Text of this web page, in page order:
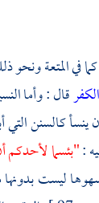
في المتعة
قال : وأما
كالسنن
:"بئسما
ليست